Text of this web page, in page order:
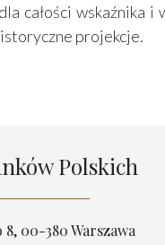
całości wskaźnika i
projekcje.
Polskich
00-380 Warszawa